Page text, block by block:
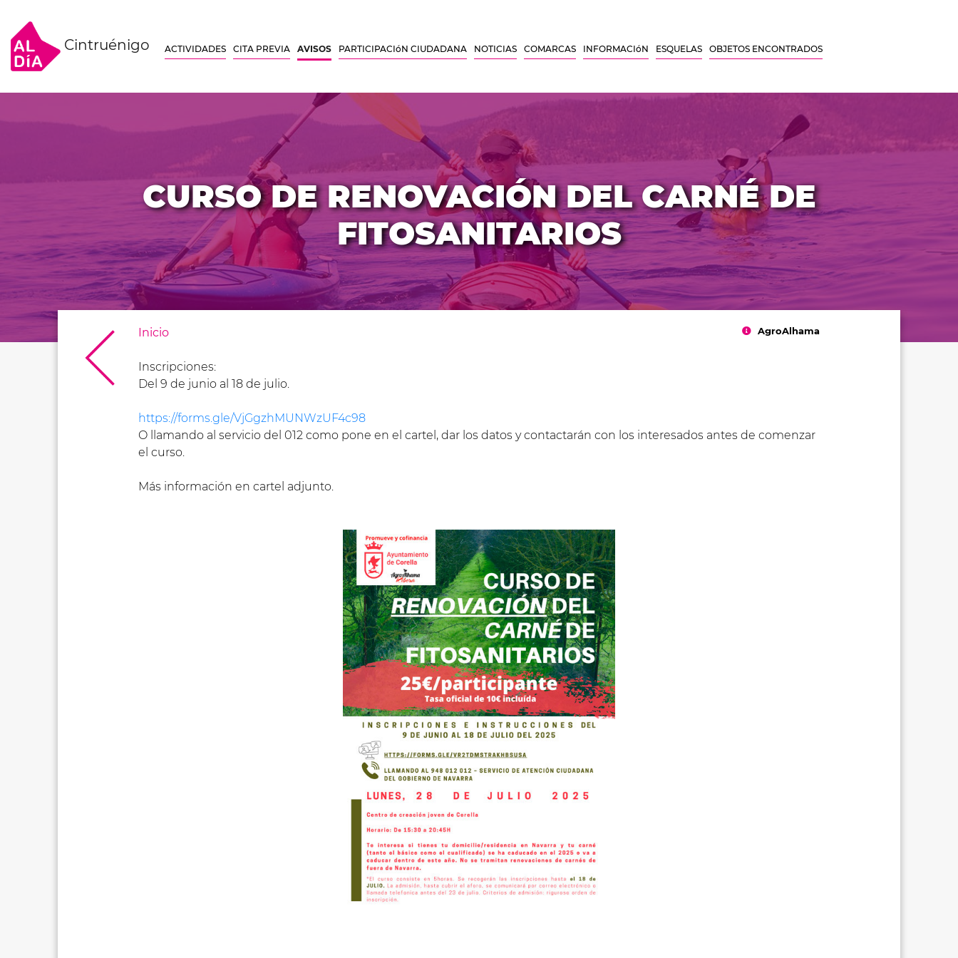
Cintruénigo ACTIVIDADES CITA PREVIA AVISOS PARTICIPACIóN CIUDADANA NOTICIAS COMARCAS INFORMACIóN ESQUELAS OBJETOS ENCONTRADOS
CURSO DE RENOVACIÓN DEL CARNÉ DE
FITOSANITARIOS
Inicio AgroAlhama
Inscripciones:
Del 9 de junio al 18 de julio.
https://forms.gle/VjGgzhMUNWzUF4c98
O llamando al servicio del 012 como pone en el cartel, dar los datos y contactarán con los interesados antes de comenzar
el curso.
Más información en cartel adjunto.